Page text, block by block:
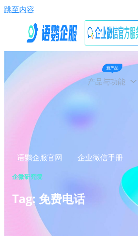
跳至内容
新产品
产品与功能
语鹦企服官网 企业微信手册
企微研究院
Tag: 免费电话